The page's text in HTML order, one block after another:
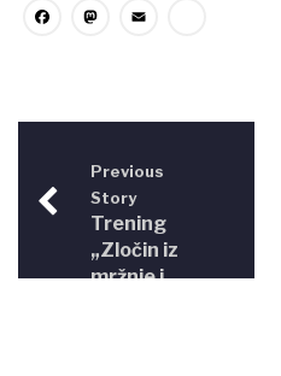
Facebook
Mastodon
Previous
Story
Trening
„Zločin iz
mržnje i